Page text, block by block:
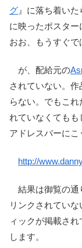
グ 』に落ち着い
に映ったポスター
おお、もうすぐで
が、配給元の
されていない。
らない。でもこ
れていなくても
アドレスバーにこ
http://
結果は御覧の通
リンクされてい
ィックが掲載さ
します。